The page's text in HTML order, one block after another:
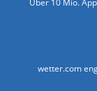
wetter.com